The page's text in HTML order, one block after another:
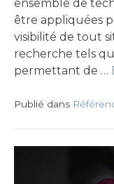
ensemble de
être appliquées
visibilité de tout
recherche tels
permettant de …
Publié dans